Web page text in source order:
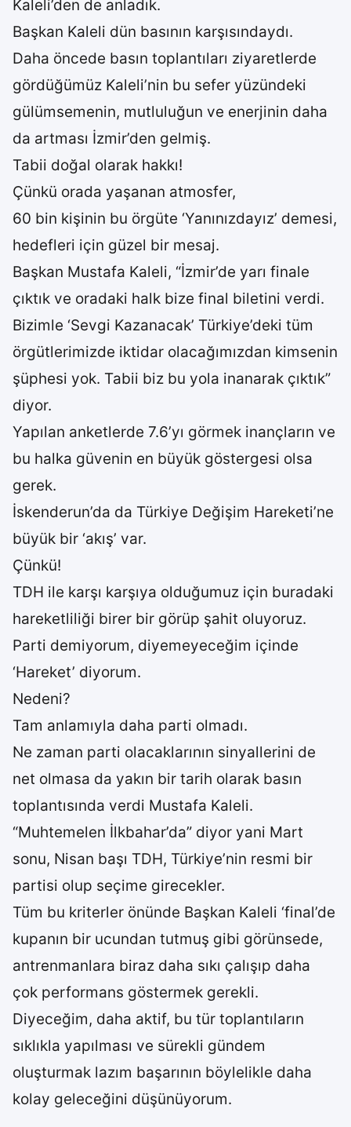
Kaleli’den de anladık.
Başkan Kaleli dün basının karşısındaydı.
Daha öncede basın toplantıları ziyaretlerde
gördüğümüz Kaleli’nin bu sefer yüzündeki
gülümsemenin, mutluluğun ve enerjinin daha
da artması İzmir’den gelmiş.
Tabii doğal olarak hakkı!
Çünkü orada yaşanan atmosfer,
60 bin kişinin bu örgüte ‘Yanınızdayız’ demesi,
hedefleri için güzel bir mesaj.
Başkan Mustafa Kaleli, “İzmir’de yarı finale
çıktık ve oradaki halk bize final biletini verdi.
Bizimle ‘Sevgi Kazanacak’ Türkiye’deki tüm
örgütlerimizde iktidar olacağımızdan kimsenin
şüphesi yok. Tabii biz bu yola inanarak çıktık”
diyor.
Yapılan anketlerde 7.6’yı görmek inançların ve
bu halka güvenin en büyük göstergesi olsa
gerek.
İskenderun’da da Türkiye Değişim Hareketi’ne
büyük bir ‘akış’ var.
Çünkü!
TDH ile karşı karşıya olduğumuz için buradaki
hareketliliği birer bir görüp şahit oluyoruz.
Parti demiyorum, diyemeyeceğim içinde
‘Hareket’ diyorum.
Nedeni?
Tam anlamıyla daha parti olmadı.
Ne zaman parti olacaklarının sinyallerini de
net olmasa da yakın bir tarih olarak basın
toplantısında verdi Mustafa Kaleli.
“Muhtemelen İlkbahar’da” diyor yani Mart
sonu, Nisan başı TDH, Türkiye’nin resmi bir
partisi olup seçime girecekler.
Tüm bu kriterler önünde Başkan Kaleli ‘final’de
kupanın bir ucundan tutmuş gibi görünsede,
antrenmanlara biraz daha sıkı çalışıp daha
çok performans göstermek gerekli.
Diyeceğim, daha aktif, bu tür toplantıların
sıklıkla yapılması ve sürekli gündem
oluşturmak lazım başarının böylelikle daha
kolay geleceğini düşünüyorum.